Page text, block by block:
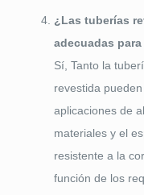
¿Las tuberías
adecuadas
Sí, Tanto la
revestida
aplicaciones de
materiales y el
resistente a la
función de los